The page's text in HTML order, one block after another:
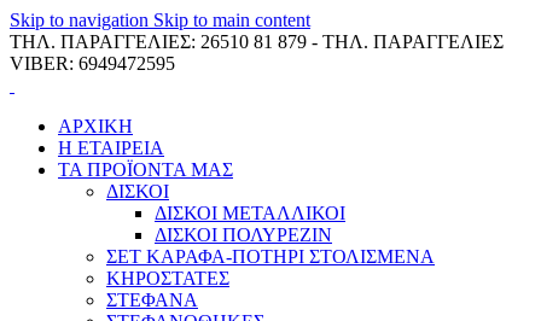
Skip to navigation Skip to main content
ΤΗΛ. ΠΑΡΑΓΓΕΛΙΕΣ: 26510 81 879 - ΤΗΛ. ΠΑΡΑΓΓΕΛΙΕΣ
VIBER: 6949472595
ΑΡΧΙΚΗ
Η ΕΤΑΙΡΕΙΑ
ΤΑ ΠΡΟΪΟΝΤΑ ΜΑΣ
ΔΙΣΚΟΙ
ΔΙΣΚΟΙ ΜΕΤΑΛΛΙΚΟΙ
ΔΙΣΚΟΙ ΠΟΛΥΡΕΖΙΝ
ΣΕΤ ΚΑΡΑΦΑ-ΠΟΤΗΡΙ ΣΤΟΛΙΣΜΕΝΑ
ΚΗΡΟΣΤΑΤΕΣ
ΣΤΕΦΑΝΑ